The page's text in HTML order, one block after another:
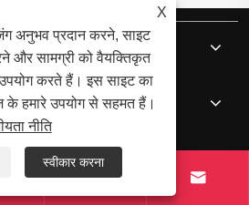
 
X
अनुभव प्रदान करने, साइट
और सामग्री को वैयक्तिकृत
करते हैं। इस साइट का
हमारे उपयोग से सहमत हैं।
नीति
स्वीकार करना